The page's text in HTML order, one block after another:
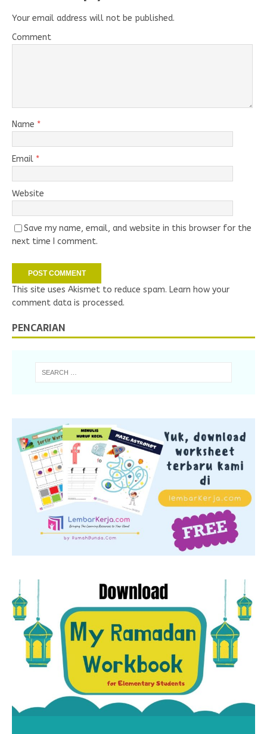
Your email address will not be published.
Comment
Name *
Email *
Website
Save my name, email, and website in this browser for the
next time I comment.
This site uses Akismet to reduce spam. Learn how your
comment data is processed.
PENCARIAN